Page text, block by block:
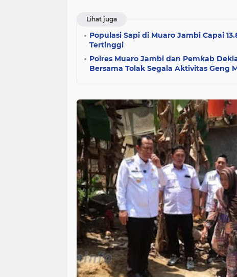
Lihat juga
Populasi Sapi di Muaro Jambi Capai
Tertinggi
Polres Muaro Jambi dan Pemkab
Bersama Tolak Segala Aktivitas Geng